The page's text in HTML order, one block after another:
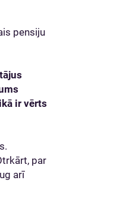
pensiju
ir vērts
par
arī